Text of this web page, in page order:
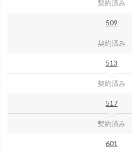
契約済み
509
契約済み
513
契約済み
517
契約済み
601